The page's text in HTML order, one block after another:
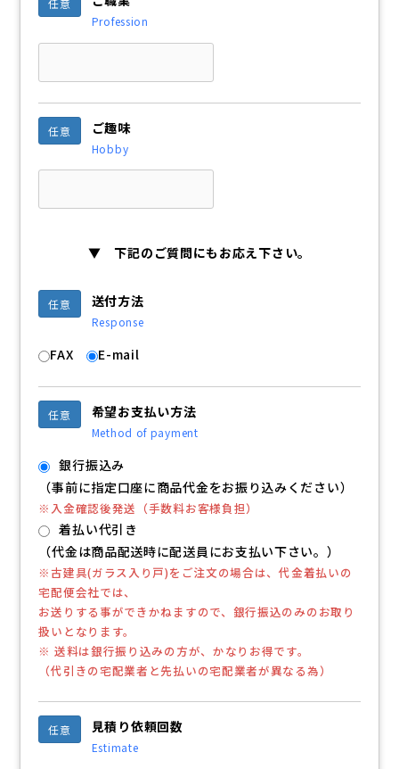
Profession
任意 ご趣味
Hobby
▼ 下記のご質問にもお応え下さい。
任意 送付方法
Response
FAX E-mail
任意 希望お支払い方法
Method of payment
銀行振込み
（事前に指定口座に商品代金をお振り込みください）
※入金確認後発送（手数料お客様負担）
着払い代引き
（代金は商品配送時に配送員にお支払い下さい。）
※古建具(ガラス入り戸)をご注文の場合は、代金着払いの
宅配便会社では、
お送りする事ができかねますので、銀行振込のみのお取り
扱いとなります。
※ 送料は銀行振り込みの方が、かなりお得です。
（代引きの宅配業者と先払いの宅配業者が異なる為）
任意 見積り依頼回数
Estimate